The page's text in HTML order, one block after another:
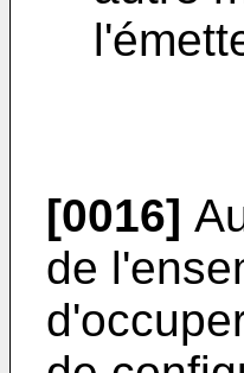
[0016]
de